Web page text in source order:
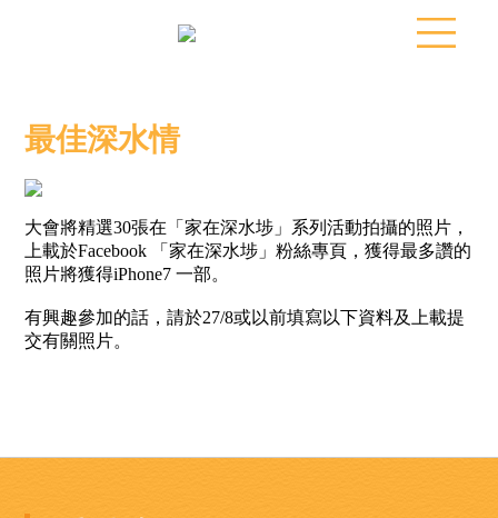
最佳深水情
大會將精選30張在「家在深水埗」系列活動拍攝的照片，
上載於Facebook 「家在深水埗」粉絲專頁，獲得最多讚的
照片將獲得iPhone7 一部。
有興趣參加的話，請於27/8或以前填寫以下資料及上載提
交有關照片。